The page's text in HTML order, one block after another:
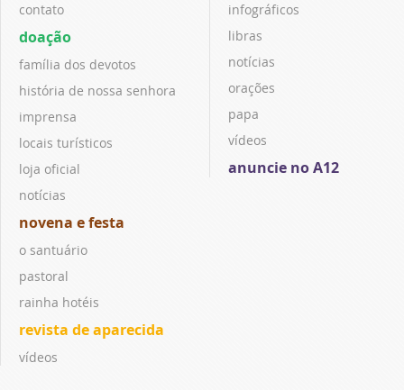
contato
doação
família dos devotos
história de nossa senhora
imprensa
locais turísticos
loja oficial
notícias
novena e festa
o santuário
pastoral
rainha hotéis
revista de aparecida
vídeos
infográficos
libras
notícias
orações
papa
vídeos
anuncie no A12